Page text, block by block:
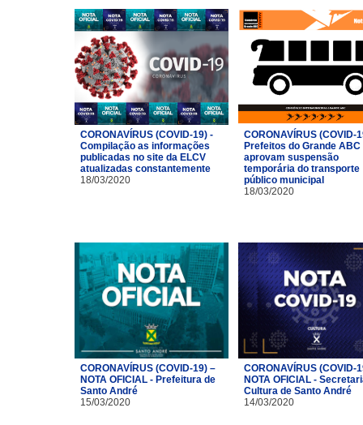
CORONAVÍRUS (COVID-19) -
Compilação as informações
publicadas no site da ELCV
atualizadas constantemente
18/03/2020
CORONAVÍRUS (COVID-
Prefeitos do Grande ABC
aprovam suspensão
temporária do transporte
público municipal
18/03/2020
CORONAVÍRUS (COVID-19) –
NOTA OFICIAL - Prefeitura de
Santo André
15/03/2020
CORONAVÍRUS (COVID-
NOTA OFICIAL -
Cultura de Santo André
14/03/2020